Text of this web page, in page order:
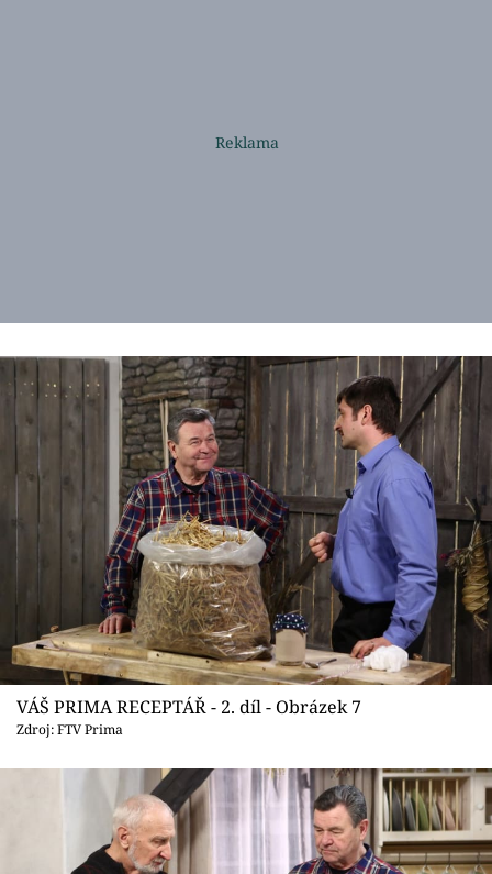
VÁŠ PRIMA RECEPTÁŘ - 2. díl - Obrázek 7
Zdroj: FTV Prima